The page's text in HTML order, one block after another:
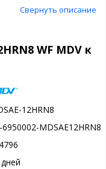
Свернуть описание
WF MDV к
12HRN8
6950002-MDSAE12HRN8